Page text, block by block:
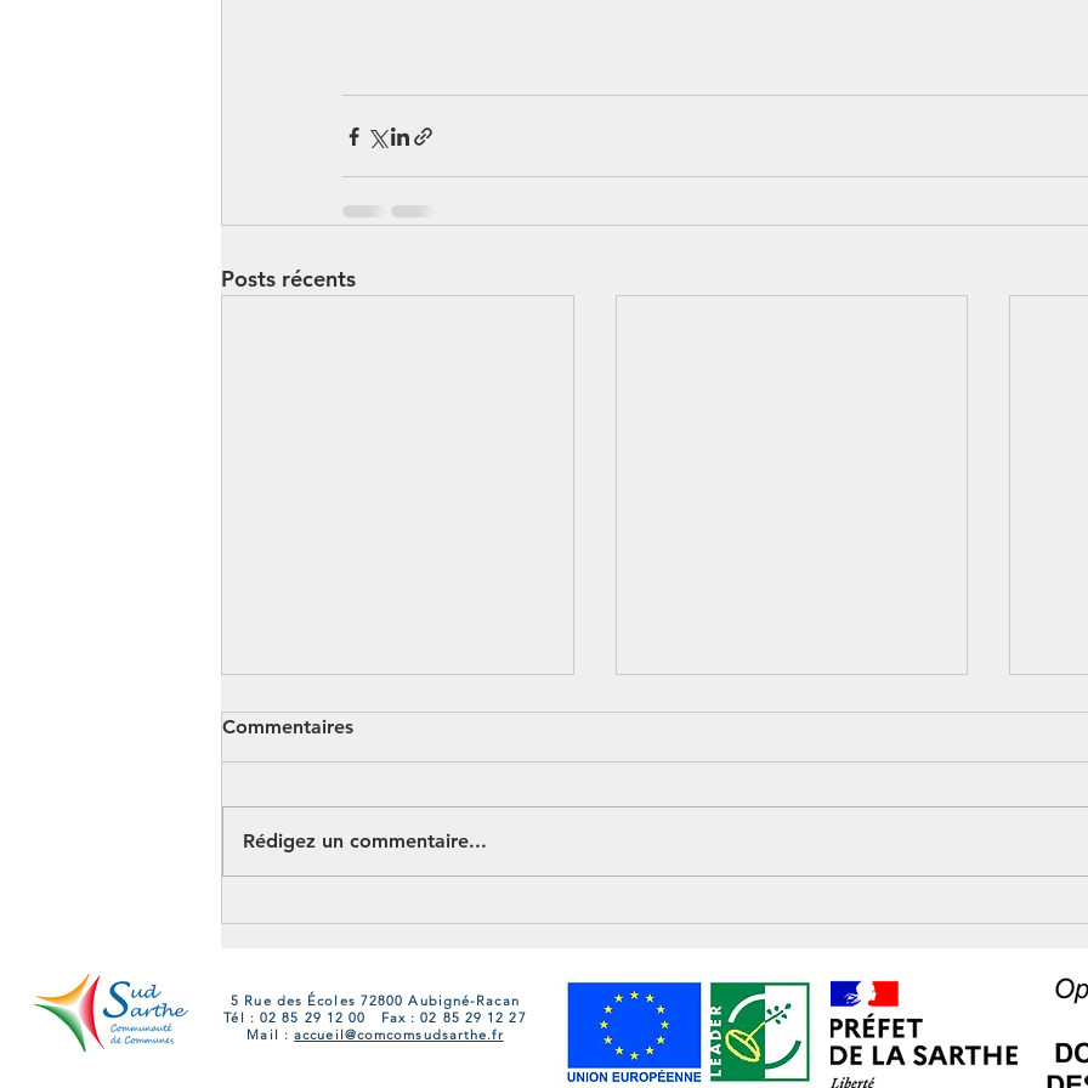
Posts récents
découvrir des services de
proximité
Conseil communautaire
Commentaires
Rédigez un commentaire...
5 Rue des Écoles 72800 Aubigné-Racan
Tél : 02 85 29 12 00 Fax : 02 85 29 12 27
Mail :accueil@comcomsudsarthe.fr